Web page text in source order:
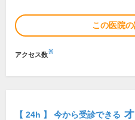
この医院
アクセス数※
【 24h 】 今から受診できる